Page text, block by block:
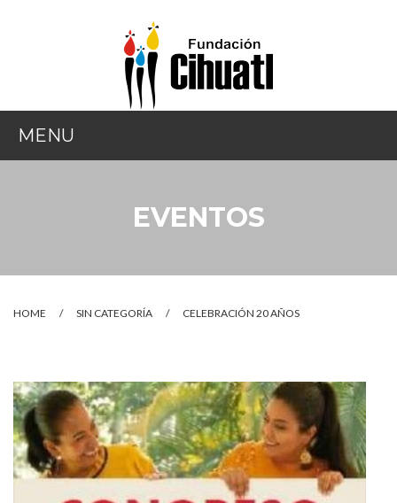
MENU
¿QUIÉNES SOMOS?EVENTOS
HOME / SIN CATEGORÍA / CELEBRACIÓN 20 AÑOS